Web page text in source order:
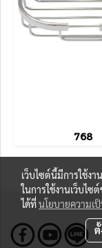
768
เว็บไซต์นี้มีการใช้ง
ในการใช้งานเว็บไซ
ได้ที่นโยบายความเ
ตั้